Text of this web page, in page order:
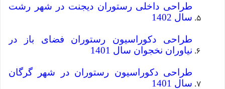
طراحی داخلی رستوران دیجنت در شهر رشت
سال 1402
طراحی دکوراسیون رستوران فضای باز در
نیاوران نخجوان سال 1401
طراحی دکوراسیون رستوران در شهر گرگان
سال 1401